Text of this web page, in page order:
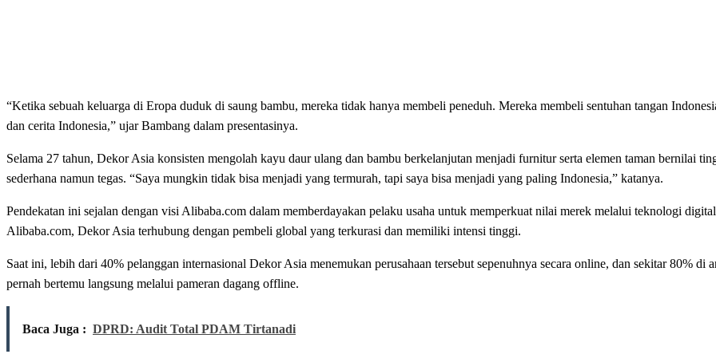
“Ketika sebuah keluarga di Eropa duduk di saung bambu, mereka tidak hanya membeli peneduh. Mereka membeli sentuhan tangan
dan cerita Indonesia,” ujar Bambang dalam presentasinya.
Selama 27 tahun, Dekor Asia konsisten mengolah kayu daur ulang dan bambu berkelanjutan menjadi furnitur serta elemen taman bernilai
sederhana namun tegas. “Saya mungkin tidak bisa menjadi yang termurah, tapi saya bisa menjadi yang paling Indonesia,” katanya.
Pendekatan ini sejalan dengan visi Alibaba.com dalam memberdayakan pelaku usaha untuk memperkuat nilai merek melalui teknologi
Alibaba.com, Dekor Asia terhubung dengan pembeli global yang terkurasi dan memiliki intensi tinggi.
Saat ini, lebih dari 40% pelanggan internasional Dekor Asia menemukan perusahaan tersebut sepenuhnya secara online, dan sekitar 80% di
pernah bertemu langsung melalui pameran dagang offline.
Baca Juga : DPRD: Audit Total PDAM Tirtanadi